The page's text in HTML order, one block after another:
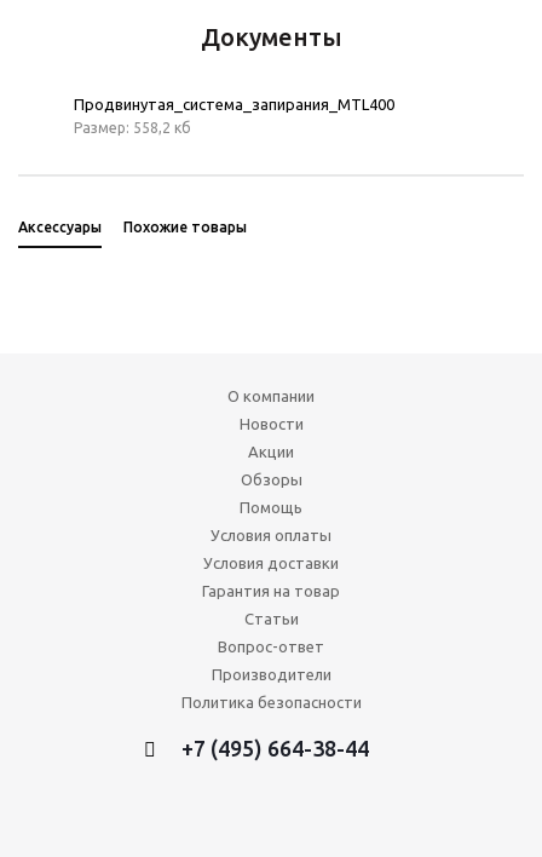
Документы
Продвинутая_система_запирания_MTL400
Размер: 558,2 кб
Аксессуары Похожие товары
О компании
Новости
Акции
Обзоры
Помощь
Условия оплаты
Условия доставки
Гарантия на товар
Статьи
Вопрос-ответ
Производители
Политика безопасности
+7 (495) 664-38-44